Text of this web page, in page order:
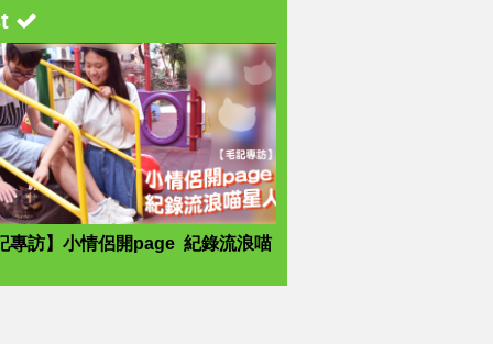
專訪】小情侶開page 紀錄流浪喵